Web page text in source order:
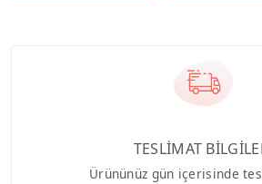
TESLİMAT
Ürününüz gün içerisinde